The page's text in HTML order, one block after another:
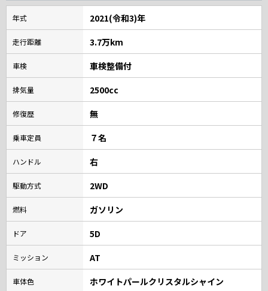
年式 2021(令和3)年
走行距離 3.7万km
車検 車検整備付
排気量 2500cc
修復歴 無
乗車定員 ７名
ハンドル 右
駆動方式 2WD
燃料 ガソリン
ドア 5D
ミッション AT
車体色 ホワイトパールクリスタルシャイン